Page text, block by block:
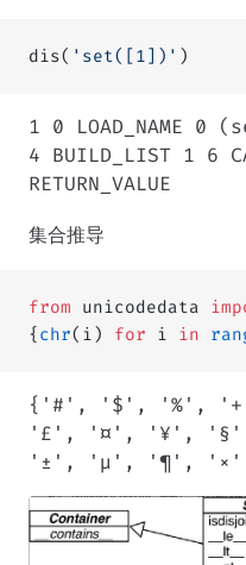
dis( 'set([1])' )
1 0 LOAD_NAME 0
4 BUILD_LIST 1 6
RETURN_VALUE
集合推导
from unicodedata
{ chr(i) for i in
{'#', '$', '%',
'£', '¤', '¥',
'±', 'µ', '¶',